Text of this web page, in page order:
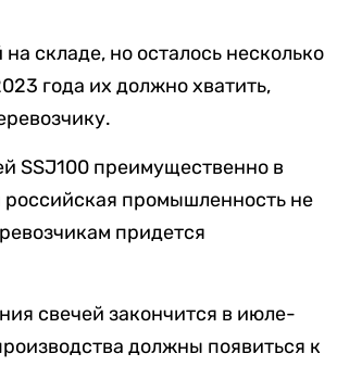
складе, но осталось несколько
года их должно хватить,
SSJ100 преимущественно в
российская промышленность не
придется
свечей закончится в июле-
должны появиться к